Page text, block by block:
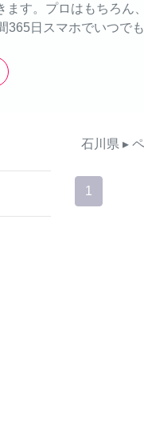
ます。プロはもちろん
365日スマホでいつで
石川県 ▸
1